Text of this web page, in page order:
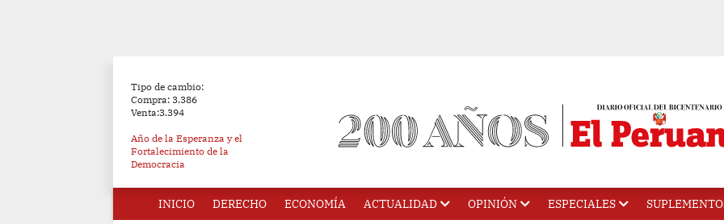
Tipo de cambio:
Compra: 3.386
Venta:3.394
Año de la Esperanza y el
Fortalecimiento de la
Democracia
INICIO DERECHO ECONOMÍA ACTUALIDAD OPINIÓN ESPECIALES